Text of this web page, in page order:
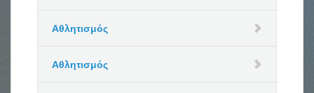
Αθλητισμός
Αθλητισμός